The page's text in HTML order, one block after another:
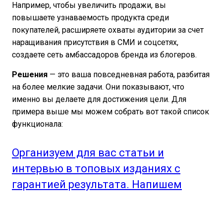
Например, чтобы увеличить продажи, вы
повышаете узнаваемость продукта среди
покупателей, расширяете охваты аудитории за счет
наращивания присутствия в СМИ и соцсетях,
создаете сеть амбассадоров бренда из блогеров.
Решения — это ваша повседневная работа, разбитая
на более мелкие задачи. Они показывают, что
именно вы делаете для достижения цели. Для
примера выше мы можем собрать вот такой список
функционала:
Организуем для вас статьи и
интервью в топовых изданиях с
гарантией результата. Напишем